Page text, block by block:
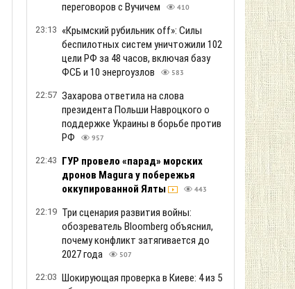
переговоров с Вучичем
410
23:13 «Крымский рубильник off»: Силы
беспилотных систем уничтожили 102
цели РФ за 48 часов, включая базу
ФСБ и 10 энергоузлов
583
22:57 Захарова ответила на слова
президента Польши Навроцкого о
поддержке Украины в борьбе против
РФ
957
22:43 ГУР провело «парад» морских
дронов Magura у побережья
оккупированной Ялты
443
22:19 Три сценария развития войны:
обозреватель Bloomberg объяснил,
почему конфликт затягивается до
2027 года
507
22:03 Шокирующая проверка в Киеве: 4 из 5